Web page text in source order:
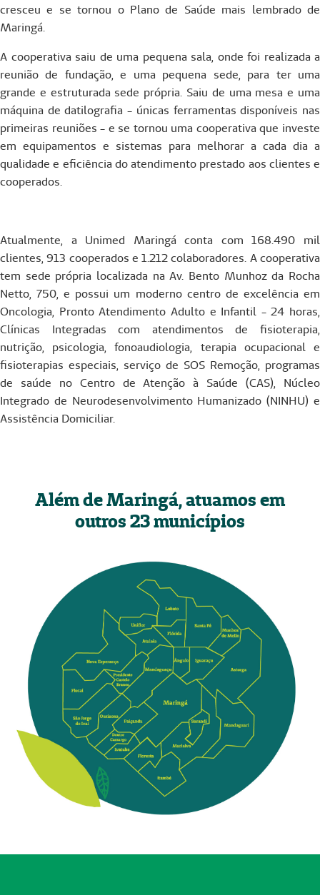
cresceu e se tornou o Plano de Saúde mais lembrado de
Maringá.
A cooperativa saiu de uma pequena sala, onde foi realizada a
reunião de fundação, e uma pequena sede, para ter uma
grande e estruturada sede própria. Saiu de uma mesa e uma
máquina de datilografia - únicas ferramentas disponíveis nas
primeiras reuniões - e se tornou uma cooperativa que investe
em equipamentos e sistemas para melhorar a cada dia a
qualidade e eficiência do atendimento prestado aos clientes e
cooperados.
Atualmente, a Unimed Maringá conta com 168.490 mil
clientes, 913 cooperados e 1.212 colaboradores. A cooperativa
tem sede própria localizada na Av. Bento Munhoz da Rocha
Netto, 750, e possui um moderno centro de excelência em
Oncologia, Pronto Atendimento Adulto e Infantil - 24 horas,
Clínicas Integradas com atendimentos de fisioterapia,
nutrição, psicologia, fonoaudiologia, terapia ocupacional e
fisioterapias especiais, serviço de SOS Remoção, programas
de saúde no Centro de Atenção à Saúde (CAS), Núcleo
Integrado de Neurodesenvolvimento Humanizado (NINHU) e
Assistência Domiciliar.
Além de Maringá, atuamos em
outros 23 municípios